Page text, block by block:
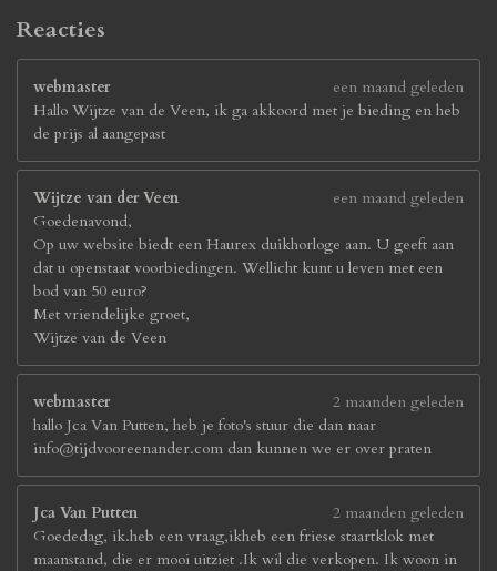
Reacties
webmaster
een maand geleden
Hallo Wijtze van de Veen, ik ga akkoord met je bieding en heb
de prijs al aangepast
Wijtze van der Veen
een maand geleden
Goedenavond,
Op uw website biedt een Haurex duikhorloge aan. U geeft aan
dat u openstaat voorbiedingen. Wellicht kunt u leven met een
bod van 50 euro?
Met vriendelijke groet,
Wijtze van de Veen
webmaster
2 maanden geleden
hallo Jca Van Putten, heb je foto's stuur die dan naar
info@tijdvooreenander.com dan kunnen we er over praten
Jca Van Putten
2 maanden geleden
Goededag, ik.heb een vraag,ikheb een friese staartklok met
maanstand, die er mooi uitziet .Ik wil die verkopen. Ik woon in